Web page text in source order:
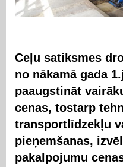
Ceļu satiksmes
no nākamā gada
paaugstināt
cenas, tostarp
transportlīdzekļu
pieņemšanas,
pakalpojumu